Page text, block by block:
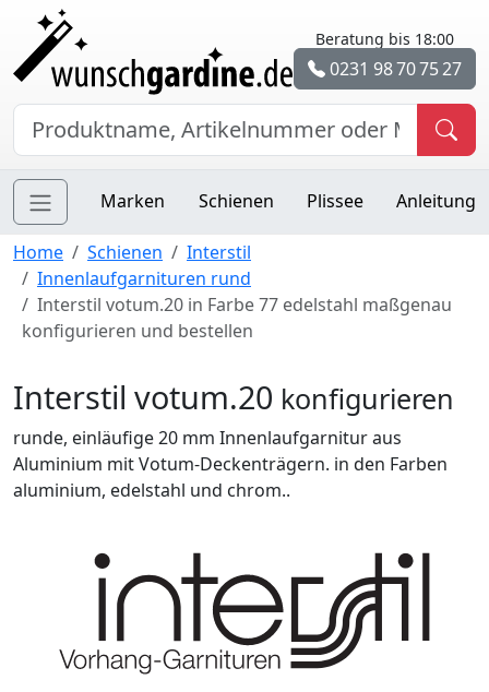
Beratung bis 18:00
0231 98 70 75 27
Marken Schienen Plissee Anleitung
Home Schienen
Interstil
Innenlaufgarnituren rund
Interstil votum.20 in Farbe 77 edelstahl maßgenau
konfigurieren und bestellen
Interstil votum.20 konfigurieren
runde, einläufige 20 mm Innenlaufgarnitur aus
Aluminium mit Votum-Deckenträgern. in den Farben
aluminium, edelstahl und chrom..